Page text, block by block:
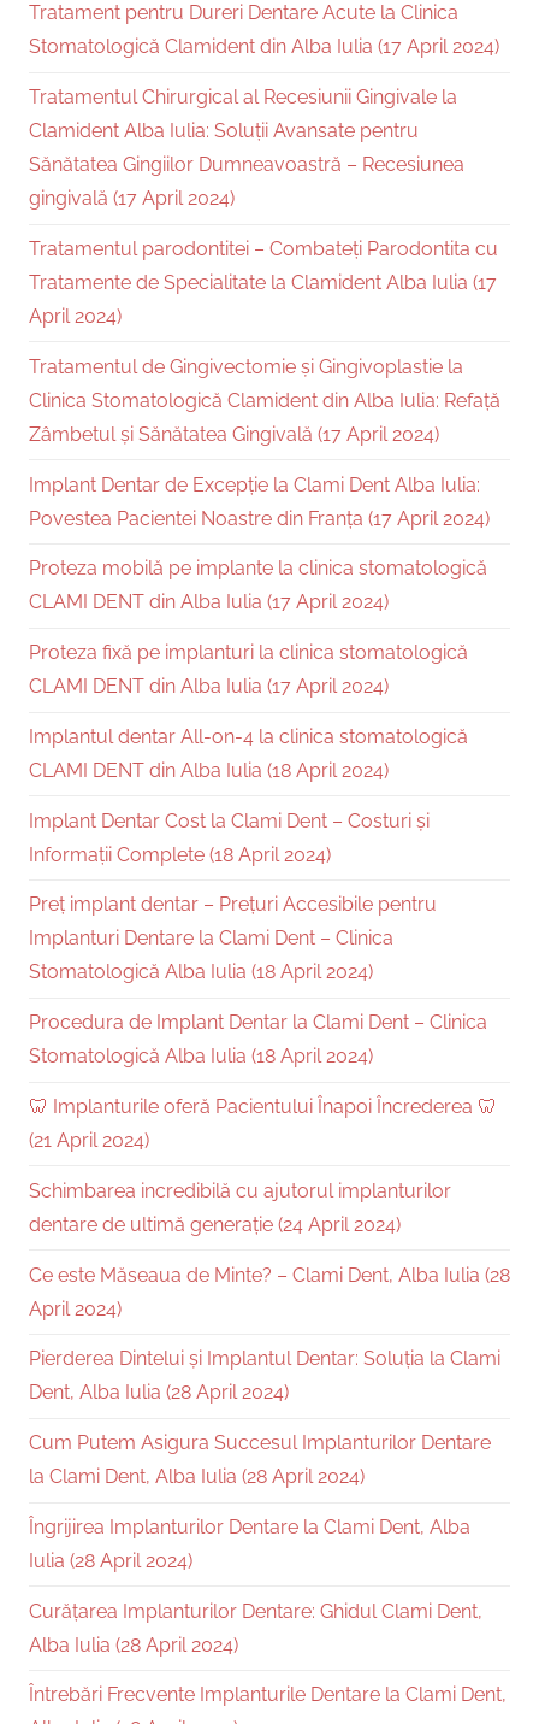
Tratament pentru Dureri Dentare Acute la Clinica
Stomatologică Clamident din Alba Iulia (17 April 2024)
Tratamentul Chirurgical al Recesiunii Gingivale la
Clamident Alba Iulia: Soluții Avansate pentru
Sănătatea Gingiilor Dumneavoastră – Recesiunea
gingivală (17 April 2024)
Tratamentul parodontitei – Combateți Parodontita cu
Tratamente de Specialitate la Clamident Alba Iulia (17
April 2024)
Tratamentul de Gingivectomie și Gingivoplastie la
Clinica Stomatologică Clamident din Alba Iulia: Refață
Zâmbetul și Sănătatea Gingivală (17 April 2024)
Implant Dentar de Excepție la Clami Dent Alba Iulia:
Povestea Pacientei Noastre din Franța (17 April 2024)
Proteza mobilă pe implante la clinica stomatologică
CLAMI DENT din Alba Iulia (17 April 2024)
Proteza fixă pe implanturi la clinica stomatologică
CLAMI DENT din Alba Iulia (17 April 2024)
Implantul dentar All-on-4 la clinica stomatologică
CLAMI DENT din Alba Iulia (18 April 2024)
Implant Dentar Cost la Clami Dent – Costuri și
Informații Complete (18 April 2024)
Preț implant dentar – Prețuri Accesibile pentru
Implanturi Dentare la Clami Dent – Clinica
Stomatologică Alba Iulia (18 April 2024)
Procedura de Implant Dentar la Clami Dent – Clinica
Stomatologică Alba Iulia (18 April 2024)
🦷 Implanturile oferă Pacientului Înapoi Încrederea 🦷
(21 April 2024)
Schimbarea incredibilă cu ajutorul implanturilor
dentare de ultimă generație (24 April 2024)
Ce este Măseaua de Minte? – Clami Dent, Alba Iulia (28
April 2024)
Pierderea Dintelui și Implantul Dentar: Soluția la Clami
Dent, Alba Iulia (28 April 2024)
Cum Putem Asigura Succesul Implanturilor Dentare
la Clami Dent, Alba Iulia (28 April 2024)
Îngrijirea Implanturilor Dentare la Clami Dent, Alba
Iulia (28 April 2024)
Curățarea Implanturilor Dentare: Ghidul Clami Dent,
Alba Iulia (28 April 2024)
Întrebări Frecvente Implanturile Dentare la Clami Dent,